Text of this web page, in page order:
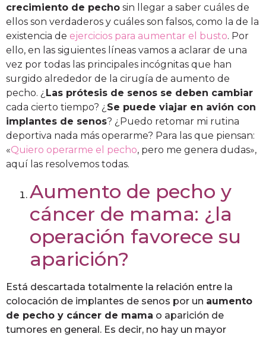
crecimiento de pecho sin llegar a saber cuáles de
ellos son verdaderos y cuáles son falsos, como la de la
existencia de ejercicios para aumentar el busto. Por
ello, en las siguientes líneas vamos a aclarar de una
vez por todas las principales incógnitas que han
surgido alrededor de la cirugía de aumento de
pecho. ¿ Las prótesis de senos se deben cambiar
cada cierto tiempo? ¿ Se puede viajar en avión con
implantes de senos? ¿Puedo retomar mi rutina
deportiva nada más operarme? Para las que piensan:
«Quiero operarme el pecho, pero me genera dudas»,
aquí las resolvemos todas.
Aumento de pecho y
cáncer de mama: ¿la
operación favorece su
aparición?
Está descartada totalmente la relación entre la
colocación de implantes de senos por un aumento
de pecho y cáncer de mama o aparición de
tumores en general. Es decir, no hay un mayor